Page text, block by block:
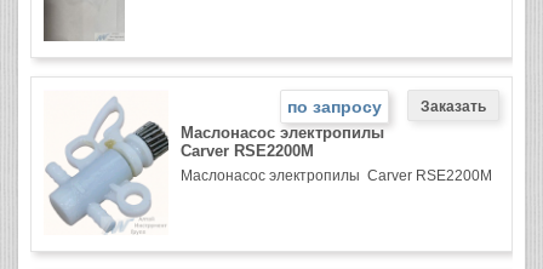
по запросу
Маслонасос электропилы
Carver RSE2200M
Маслонасос электропилы Carver RSE2200M